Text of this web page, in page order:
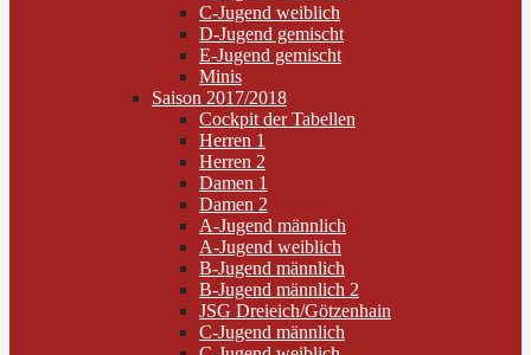
C-Jugend weiblich
D-Jugend gemischt
E-Jugend gemischt
Minis
Saison 2017/2018
Cockpit der Tabellen
Herren 1
Herren 2
Damen 1
Damen 2
A-Jugend männlich
A-Jugend weiblich
B-Jugend männlich
B-Jugend männlich 2
JSG Dreieich/Götzenhain
C-Jugend männlich